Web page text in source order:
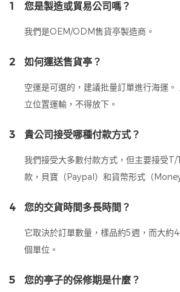
1 您是製造或貿易公司嗎？
我們是OEM/ODM售貨亭製造商。
2 如何運送售貨亭？
空運是可選的，建議批量訂單進行海運
立位置運輸，不得放下。
3 貴公司接受哪種付款方式？
我們接受大多數付款方式，但主要接受
款，貝寶（Paypal）和貨幣形式（
4 您的交貨時間多長時間？
它取決於訂單數量，樣品約5週，而大約
個單位。
5 您的亭子的保修期是什麼？